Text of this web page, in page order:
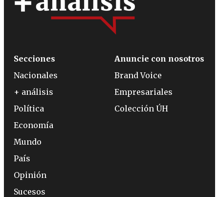
Secciones
Nacionales
+ análisis
Política
Economía
Mundo
País
Opinión
Sucesos
Anuncie con nosotros
Brand Voice
Empresariales
Colección ÚH